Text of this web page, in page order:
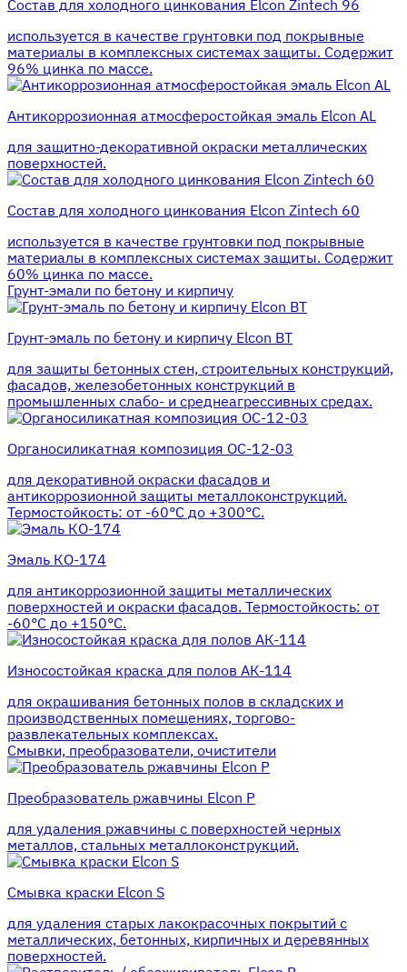
Состав для холодного цинкования Elcon Zintech 96
используется в качестве грунтовки под покрывные
материалы в комплексных системах защиты. Cодержит
96% цинка по массе.
Антикоррозионная атмосферостойкая эмаль Elcon AL
для защитно-декоративной окраски металлических
поверхностей.
Состав для холодного цинкования Elcon Zintech 60
используется в качестве грунтовки под покрывные
материалы в комплексных системах защиты. Cодержит
60% цинка по массе.
Грунт-эмали по бетону и кирпичу
Грунт-эмаль по бетону и кирпичу Elcon BT
для защиты бетонных стен, строительных конструкций,
фасадов, железобетонных конструкций в
промышленных слабо- и среднеагрессивных средах.
Органосиликатная композиция ОС-12-03
для декоративной окраски фасадов и
антикоррозионной защиты металлоконструкций.
Термостойкость: от -60°С до +300°С.
Эмаль КО-174
для антикоррозионной защиты металлических
поверхностей и окраски фасадов. Термостойкость: от
-60°С до +150°С.
Износостойкая краска для полов АК-114
для окрашивания бетонных полов в складских и
производственных помещениях, торгово-
развлекательных комплексах.
Смывки, преобразователи, очистители
Преобразователь ржавчины Elcon P
для удаления ржавчины с поверхностей черных
металлов, стальных металлоконструкций.
Смывка краски Elcon S
для удаления старых лакокрасочных покрытий с
металлических, бетонных, кирпичных и деревянных
поверхностей.